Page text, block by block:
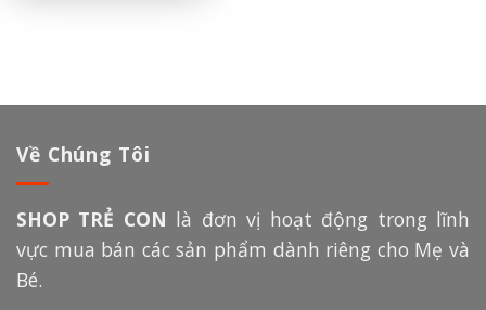
Về Chúng Tôi
SHOP TRẺ CON là đơn vị hoạt động trong lĩnh
vực mua bán các sản phẩm dành riêng cho Mẹ và
Bé.